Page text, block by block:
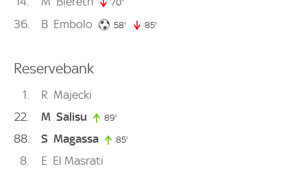
70'
36 B Embolo 58' 58. minute
85'
Reservebank
1 R Majecki
22
M Salisu 89'
88 S Magassa 85'
8 E El Masrati